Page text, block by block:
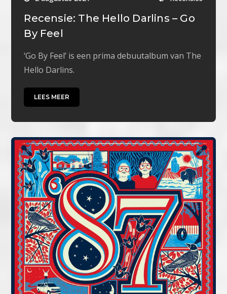
Recensie: The Hello Darlins – Go
By Feel
‘Go By Feel’ is een prima debuutalbum van The
Hello Darlins.
LEES MEER